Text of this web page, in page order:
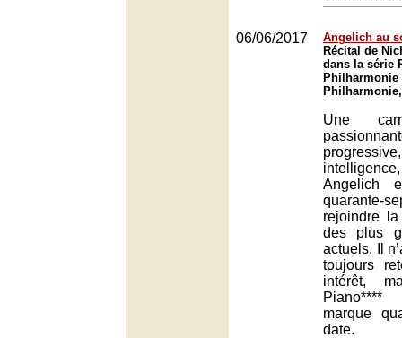
06/06/2017
Angelich au
Récital de
dans la série
Philharmonie
Une
Angelich
rejoindre
des plus
actuels. Il
toujours
intérêt,
Piano****
marque
date.